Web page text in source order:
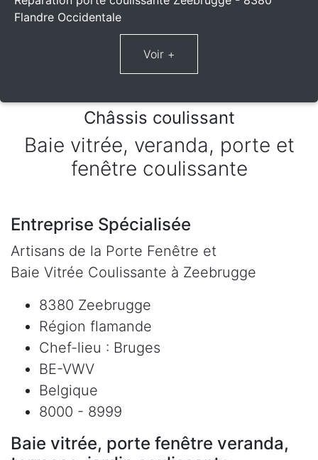
Flandre Occidentale
Châssis coulissant
Baie vitrée, veranda, porte et
fenêtre coulissante
Entreprise Spécialisée
Artisans de la Porte Fenêtre et
Baie Vitrée Coulissante à Zeebrugge
8380 Zeebrugge
Région flamande
Chef-lieu : Bruges
BE-VWV
Belgique
8000 - 8999
Baie vitrée, porte fenêtre veranda,